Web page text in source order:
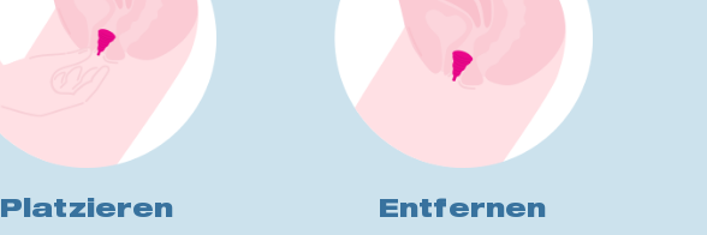
Platzieren Entfernen